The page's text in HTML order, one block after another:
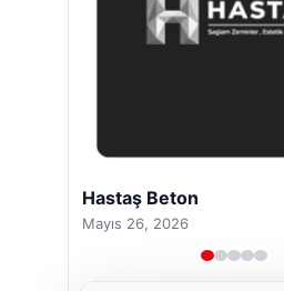
Enes Kaplan Avukatlık
Nisan 28, 2026